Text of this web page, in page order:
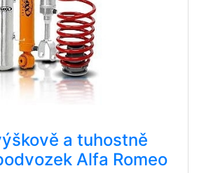
a tuhostně
Alfa Romeo